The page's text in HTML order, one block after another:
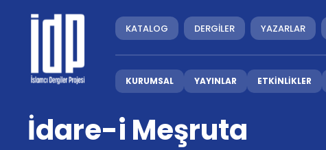
KATALOG DERGİLER YAZARLAR
KURUMSAL YAYINLAR ETKİNLİKLER
İdare-i Meşruta